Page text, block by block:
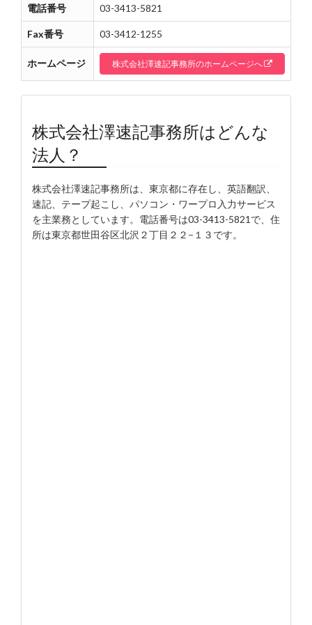
電話番号 03-3413-5821
Fax番号 03-3412-1255
ホームページ 株式会社澤速記事務所のホームページへ
株式会社澤速記事務所はどんな
法人？
株式会社澤速記事務所は、東京都に存在し、英語翻訳、
速記、テープ起こし、パソコン・ワープロ入力サービス
を主業務としています。電話番号は03-3413-5821で、住
所は東京都世田谷区北沢２丁目２２−１３です。